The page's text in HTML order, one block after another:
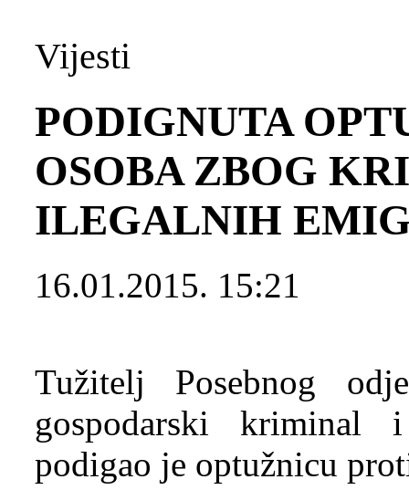
Vijesti
PODIGNUTA
OSOBA ZBOG
ILEGALNIH
16.01.2015. 15:21
Tužitelj Posebnog
gospodarski kriminal
podigao je optužnicu